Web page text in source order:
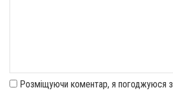
Розміщуючи коментар, я погоджуюся з